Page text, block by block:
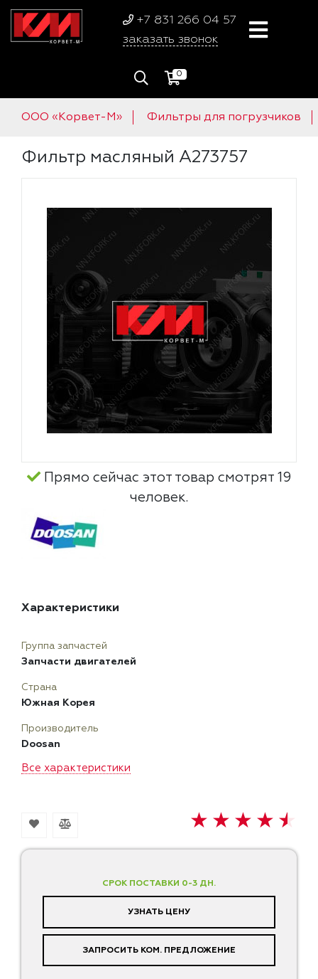
+7 831 266 04 57
заказать звонок
0
ООО «Корвет-М» Фильтры для погрузчиков
Фильтр масляный A273757
СРОК ПОСТАВКИ 0-3 ДН.
УЗНАТЬ ЦЕНУ
ЗАПРОСИТЬ КОМ. ПРЕДЛОЖЕНИЕ
Прямо сейчас этот товар смотрят 19
человек.
Характеристики
Все характеристики
Группа запчастей
Запчасти двигателей
Страна
Южная Корея
Производитель
Doosan